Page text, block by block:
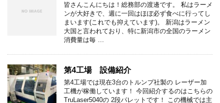
皆さんこんにちは！総務部の渡邊です。 私はラーメ
ンが大好きで、週に一回はほぼ必ず食べに行ってし
まいます(これでも抑えています)。 新潟はラーメン
大国と言われており、特に新潟市の全国のラーメン
消費量は毎 …
第4工場 設備紹介
第4工場では現在3台のトルンプ社製の レーザー加
工機が稼働しています！ 今回紹介するのはこちらの
TruLaser5040の 2段パレットです！ この機械では主